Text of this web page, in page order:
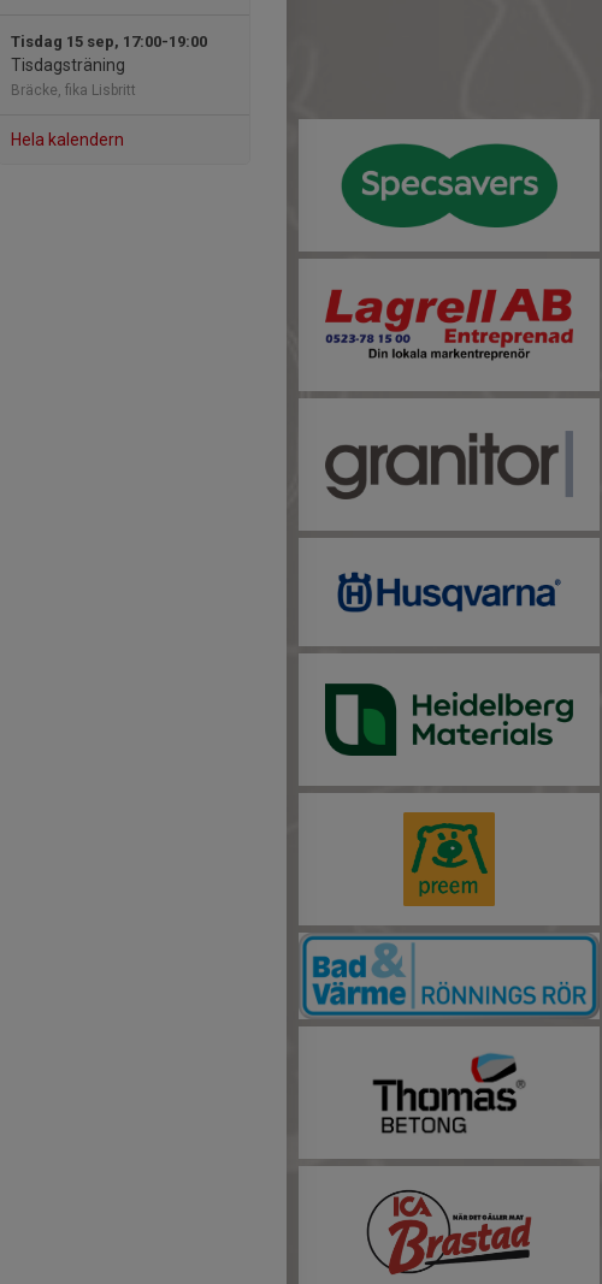
Tisdag 15 sep, 17:00-19:00
Tisdagsträning
Bräcke, fika Lisbritt
Hela kalendern